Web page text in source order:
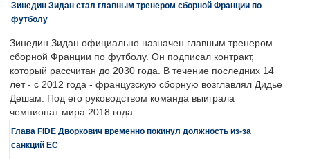
Зинедин Зидан стал главным тренером сборной Франции по
футболу
Зинедин Зидан официально назначен главным тренером
сборной Франции по футболу. Он подписал контракт,
который рассчитан до 2030 года. В течение последних 14
лет - с 2012 года - французскую сборную возглавлял Дидье
Дешам. Под его руководством команда выиграла
чемпионат мира 2018 года.
Глава FIDE Дворкович временно покинул должность из-за
санкций ЕС